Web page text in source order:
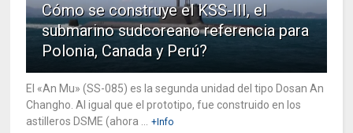
Cómo se construye el KSS-III, el
submarino sudcoreano referencia para
Polonia, Canada y Perú?
El «An Mu» (SS-085) es la segunda unidad del tipo Dosan An
Changho. Al igual que el prototipo, fue construido en los
astilleros DSME (ahora ...
+Info